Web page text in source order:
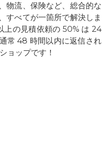
物流、保険など、総合的な
すべてが一箇所で解決しま
上の見積依頼の 50% は 24
常 48 時間以内に返信され
ョップです！